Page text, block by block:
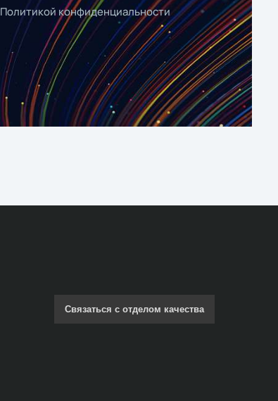
Политикой конфиденциальности
Связаться с отделом качества